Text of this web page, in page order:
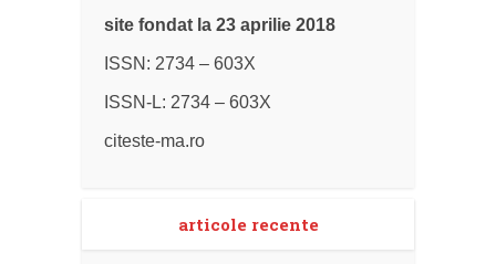
site fondat la 23 aprilie 2018
ISSN: 2734 – 603X
ISSN-L: 2734 – 603X
citeste-ma.ro
articole recente